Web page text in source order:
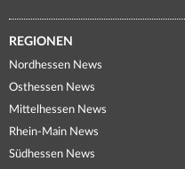
REGIONEN
Nordhessen News
Osthessen News
Mittelhessen News
Rhein-Main News
Südhessen News